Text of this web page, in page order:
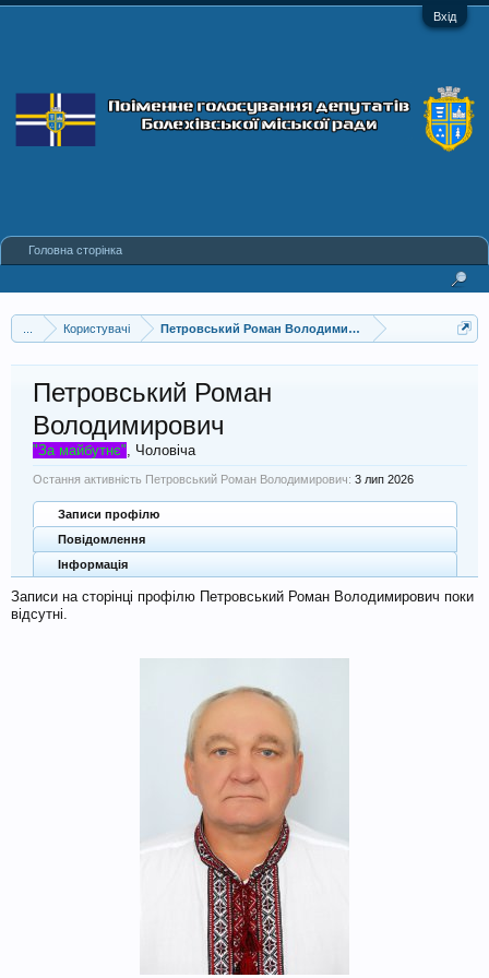
Вхід
Користувачі Петровський Роман Володимирович
Петровський Роман
Володимирович
"За майбутнє", Чоловіча
Остання активність Петровський Роман Володимирович: 3 лип 2026
Записи профілю
Повідомлення
Інформація
Записи на сторінці профілю Петровський Роман Володимирович поки
відсутні.
Головна сторінка